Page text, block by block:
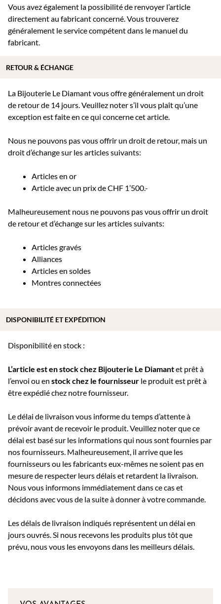
Vous avez également la possibilité de renvoyer l’article
directement au fabricant concerné. Vous trouverez
généralement le service compétent dans le manuel du
fabricant.
La Bijouterie Le Diamant vous offre généralement un droit
de retour de 14 jours. Veuillez noter s’il vous plaît qu’une
exception est faite en ce qui concerne cet article.
Nous ne pouvons pas vous offrir un droit de retour, mais un
droit d’échange sur les articles suivants:
Articles en or
Article avec un prix de CHF 1’500.-
Malheureusement nous ne pouvons pas vous offrir un droit
de retour et d’échange sur les articles suivants:
Articles gravés
Alliances
Articles en soldes
Montres connectées
Disponibilité en stock :
L’article est en stock chez Bijouterie Le Diamantet prêt à
l’envoi ou en stock chez le fournisseur le produit est prêt à
être expédié chez notre fournisseur.
Le délai de livraison vous informe du temps d’attente à
prévoir avant de recevoir le produit. Veuillez noter que ce
délai est basé sur les informations qui nous sont fournies par
nos fournisseurs. Malheureusement, il arrive que les
fournisseurs ou les fabricants eux-mêmes ne soient pas en
mesure de respecter leurs délais et retardent la livraison.
Nous vous informons immédiatement dans ce cas et
décidons avec vous de la suite à donner à votre commande.
Les délais de livraison indiqués représentent un délai en
jours ouvrés. Si nous recevons les produits plus tôt que
prévu, nous vous les envoyons dans les meilleurs délais.
RETOUR & ÉCHANGE
DISPONIBILITÉ ET EXPÉDITION